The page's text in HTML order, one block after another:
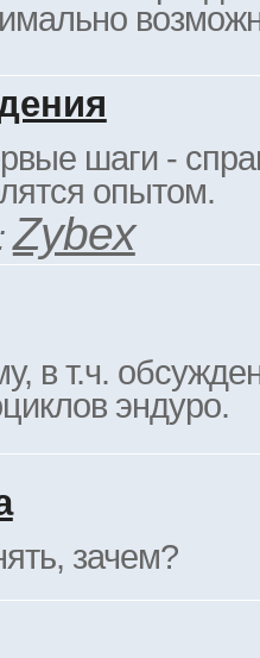
шаги -
опытом.
Zybex
в т.ч.
эндуро.
зачем?